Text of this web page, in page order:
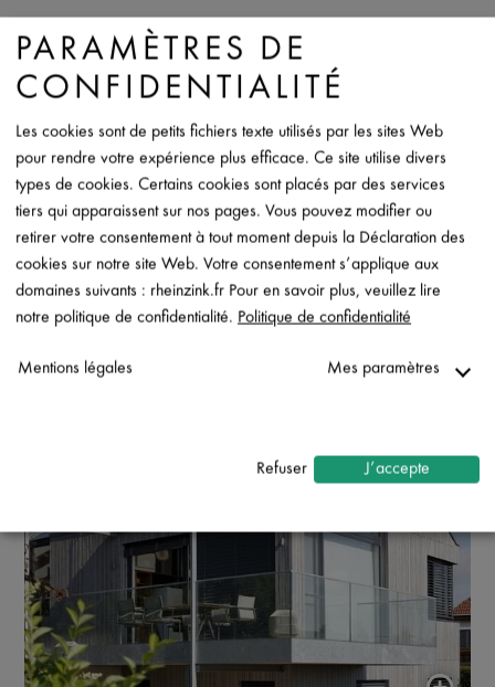
PARAMÈTRES DE
CONFIDENTIALITÉ
Les cookies sont de petits fichiers texte utilisés par les sites Web
pour rendre votre expérience plus efficace. Ce site utilise divers
types de cookies. Certains cookies sont placés par des services
tiers qui apparaissent sur nos pages. Vous pouvez modifier ou
retirer votre consentement à tout moment depuis la Déclaration des
cookies sur notre site Web. Votre consentement s’applique aux
domaines suivants : rheinzink.fr Pour en savoir plus, veuillez lire
notre politique de confidentialité. Politique de confidentialité
Mentions légales Mes paramètres
Marketing
services
Activer ou désactiver tous les services
Utilisez ce commutateur pour activer ou désactiver tous les
Refuser J’accepte